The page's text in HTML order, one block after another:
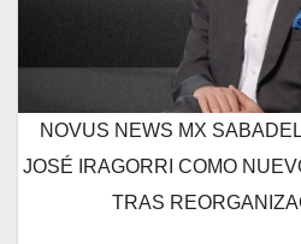
NOVUS NEWS MX
JOSÉ IRAGORRI COMO
TRAS